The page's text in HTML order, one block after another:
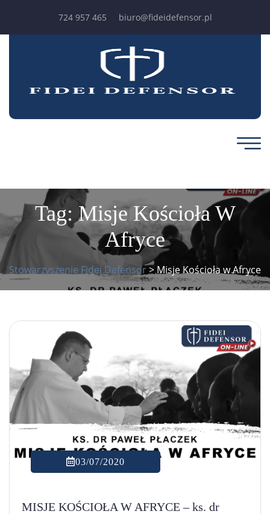
724 957 465 biuro@fideidefensor.pl
Tag:Misje Kościoła W
Afryce
Stowarzyszenie Fidei Defensor>Misje Kościoła w Afryce
03/07/2020
MISJE KOŚCIOŁA W AFRYCE – ks. dr